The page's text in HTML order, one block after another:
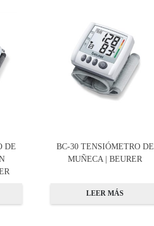
DE
BC-30 TENSIÓMETRO DE
MUÑECA | BEURER
LEER MÁS